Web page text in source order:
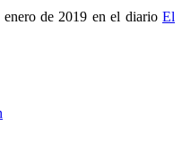
de 2019 en el diario El